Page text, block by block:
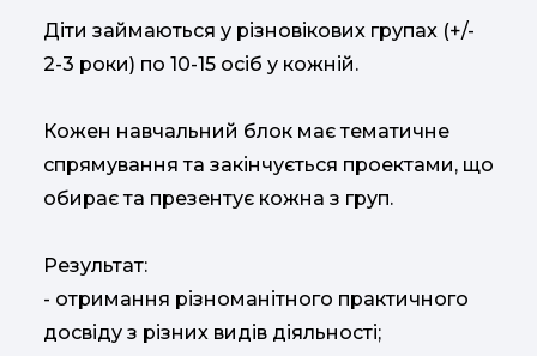
Діти займаються у різновікових групах (+/-
2-3 роки) по 10-15 осіб у кожній.
Кожен навчальний блок має тематичне
спрямування та закінчується проектами, що
обирає та презентує кожна з груп.
Результат:
- отримання різноманітного практичного
досвіду з різних видів діяльності;